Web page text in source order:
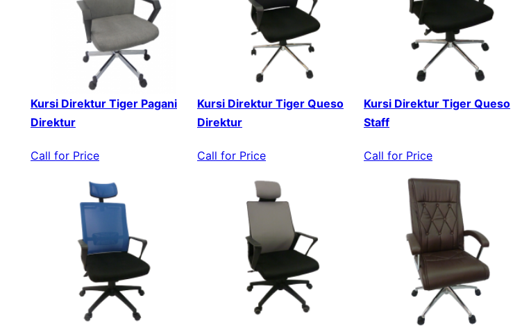
Kursi Direktur Tiger Pagani
Direktur
Call for Price
Kursi Direktur Tiger Queso
Direktur
Call for Price
Kursi Direktur Tiger Queso
Staff
Call for Price